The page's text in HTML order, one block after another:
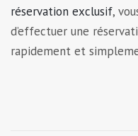
réservation exclusif,
d’effectuer une
rapidement et